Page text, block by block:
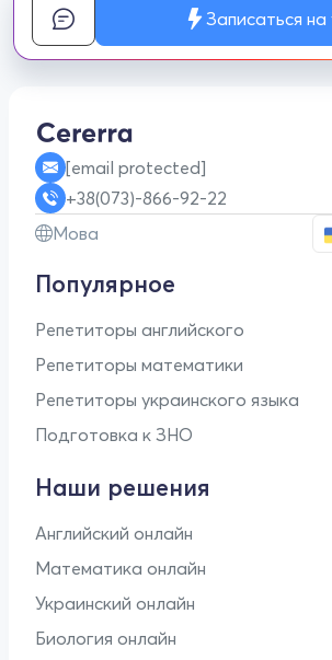
Записаться на
[email protected]
+38(073)-866-92-22
Мова
Популярное
Репетиторы английского
Репетиторы математики
Репетиторы украинского языка
Подготовка к ЗНО
Наши решения
Английский онлайн
Математика онлайн
Украинский онлайн
Биология онлайн